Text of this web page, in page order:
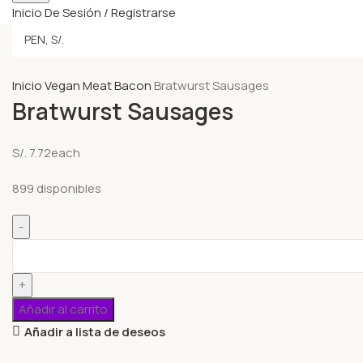
Inicio De Sesión / Registrarse
InicioVegan MeatBacon Bratwurst Sausages
Bratwurst Sausages
S/. 7.72each
899 disponibles
Añadir al carrito
Añadir a lista de deseos